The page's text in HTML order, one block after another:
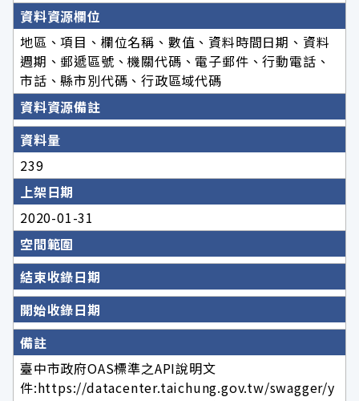
資料資源欄位
地區、項目、欄位名稱、數值、資料時間日期、資料
週期、郵遞區號、機關代碼、電子郵件、行動電話、
市話、縣市別代碼、行政區域代碼
資料資源備註
資料量
239
上架日期
2020-01-31
空間範圍
結束收錄日期
開始收錄日期
備註
臺中市政府OAS標準之API說明文
件:https://datacenter.taichung.gov.tw/swagger/y